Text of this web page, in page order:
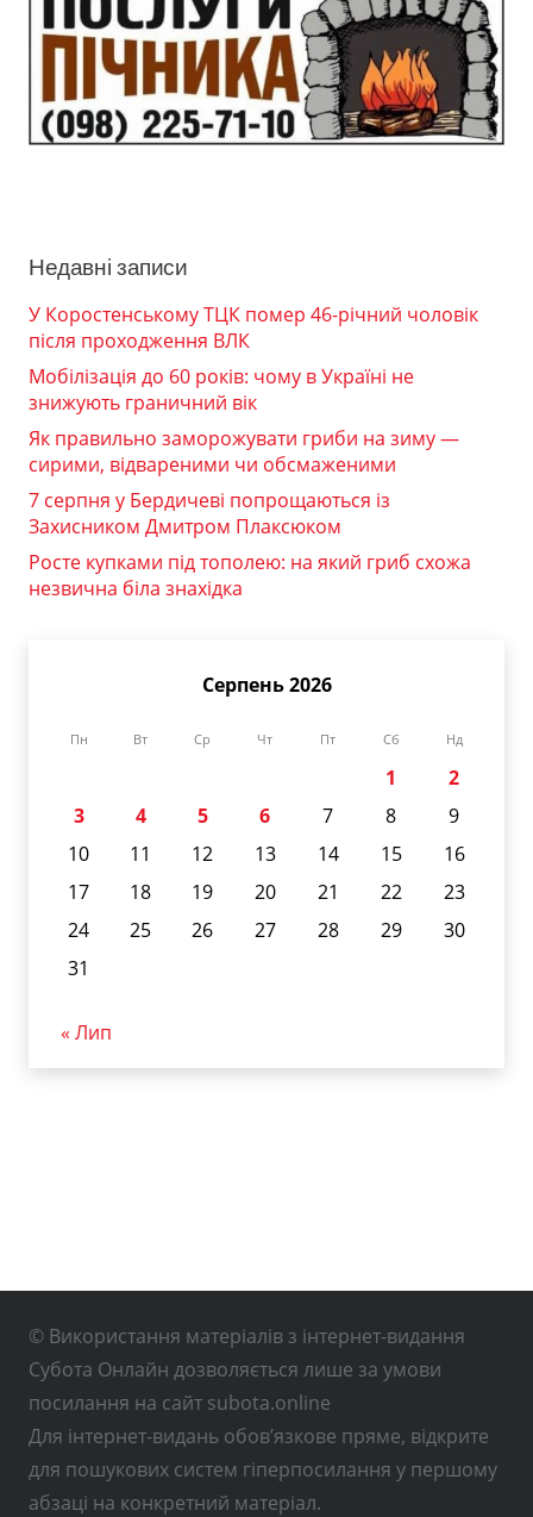
Недавні записи
У Коростенському ТЦК помер 46-річний чоловік
після проходження ВЛК
Мобілізація до 60 років: чому в Україні не
знижують граничний вік
Як правильно заморожувати гриби на зиму —
сирими, відвареними чи обсмаженими
7 серпня у Бердичеві попрощаються із
Захисником Дмитром Плаксюком
Росте купками під тополею: на який гриб схожа
незвична біла знахідка
Серпень 2026
Пн Вт Ср Чт Пт Сб Нд
1
2
3
4 5 6 7 8
9
10
11 12 13 14 15
16
17
18 19 20 21 22
23
24
25 26 27 28 29
30
31
« Лип
© Використання матеріалів з інтернет-видання
Субота Онлайн дозволяється лише за умови
посилання на сайт subota.online
Для інтернет-видань обов’язкове пряме, відкрите
для пошукових систем гіперпосилання у першому
абзаці на конкретний матеріал.